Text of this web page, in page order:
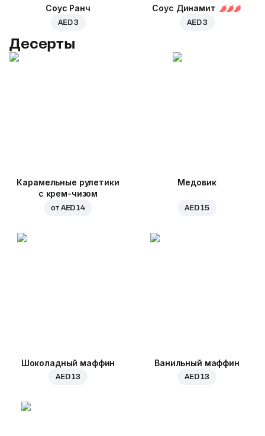
Соус Ранч
AED 3
Соус Динамит
AED 3
Десерты
Карамельные рулетики
с крем-чизом
от AED 14
Медовик
AED 15
Шоколадный маффин
AED 13
Ванильный маффин
AED 13